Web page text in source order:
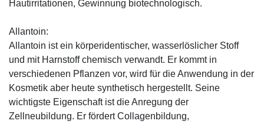
Hautirritationen, Gewinnung biotechnologisch.
Allantoin:
Allantoin ist ein körperidentischer, wasserlöslicher Stoff
und mit Harnstoff chemisch verwandt. Er kommt in
verschiedenen Pflanzen vor, wird für die Anwendung in der
Kosmetik aber heute synthetisch hergestellt. Seine
wichtigste Eigenschaft ist die Anregung der
Zellneubildung. Er fördert Collagenbildung,